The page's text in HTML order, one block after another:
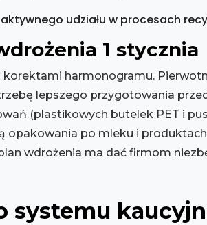
udziału w procesach
1 stycznia
harmonogramu.
lepszego przygotowania
(plastikowych butelek PET i
opakowania po mleku i
wdrożenia ma dać firmom
systemu